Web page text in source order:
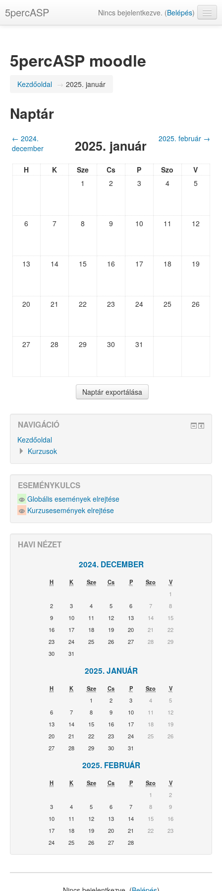
5percASP Nincs bejelentkezve. (Belépés)
5percASP moodle
Kezdőoldal → 2025. január
Naptár
← 2024.
december
2025. január 2025. február →
H K Sze Cs P Szo
V
1
2 3 4 5
6 7 8 9 10 11 12
13 14 15 16 17 18 19
20 21 22 23 24 25 26
27 28 29 30 31
NAVIGÁCIÓ
Kezdőoldal
Kurzusok
ESEMÉNYKULCS
Globális események elrejtése
Kurzusesemények elrejtése
HAVI NÉZET
2024. DECEMBER
H K Sze Cs P Szo
V
1
2
3 4 5 6 7
8
9
10 11 12 13 14
15
16
17 18 19 20 21
22
23
24 25 26 27 28
29
30
31
2025. JANUÁR
H K Sze Cs P Szo
V
1
2 3 4
5
6
7 8 9 10 11
12
13
14 15 16 17 18
19
20
21 22 23 24 25
26
27
28 29 30 31
2025. FEBRUÁR
H K Sze Cs P Szo
V
1
2
3
4 5 6 7 8
9
10
11 12 13 14 15
16
17
18 19 20 21 22
23
24
25 26 27 28